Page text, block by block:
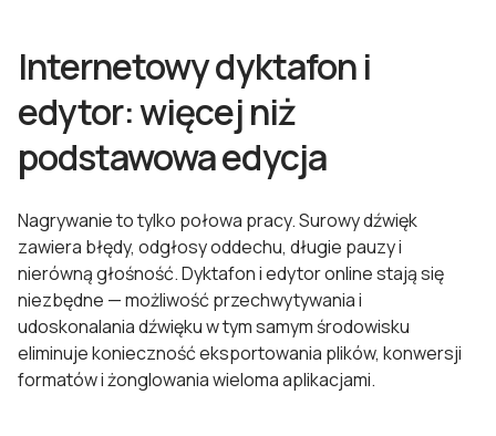
Internetowy dyktafon i
edytor: więcej niż
podstawowa edycja
Nagrywanie to tylko połowa pracy. Surowy dźwięk
zawiera błędy, odgłosy oddechu, długie pauzy i
nierówną głośność. Dyktafon i edytor online stają się
niezbędne — możliwość przechwytywania i
udoskonalania dźwięku w tym samym środowisku
eliminuje konieczność eksportowania plików, konwersji
formatów i żonglowania wieloma aplikacjami.